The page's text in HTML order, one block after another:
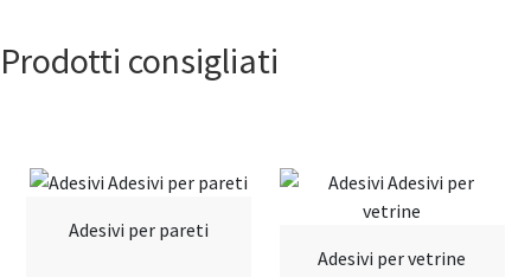
Prodotti consigliati
Adesivi per pareti
Adesivi per vetrine